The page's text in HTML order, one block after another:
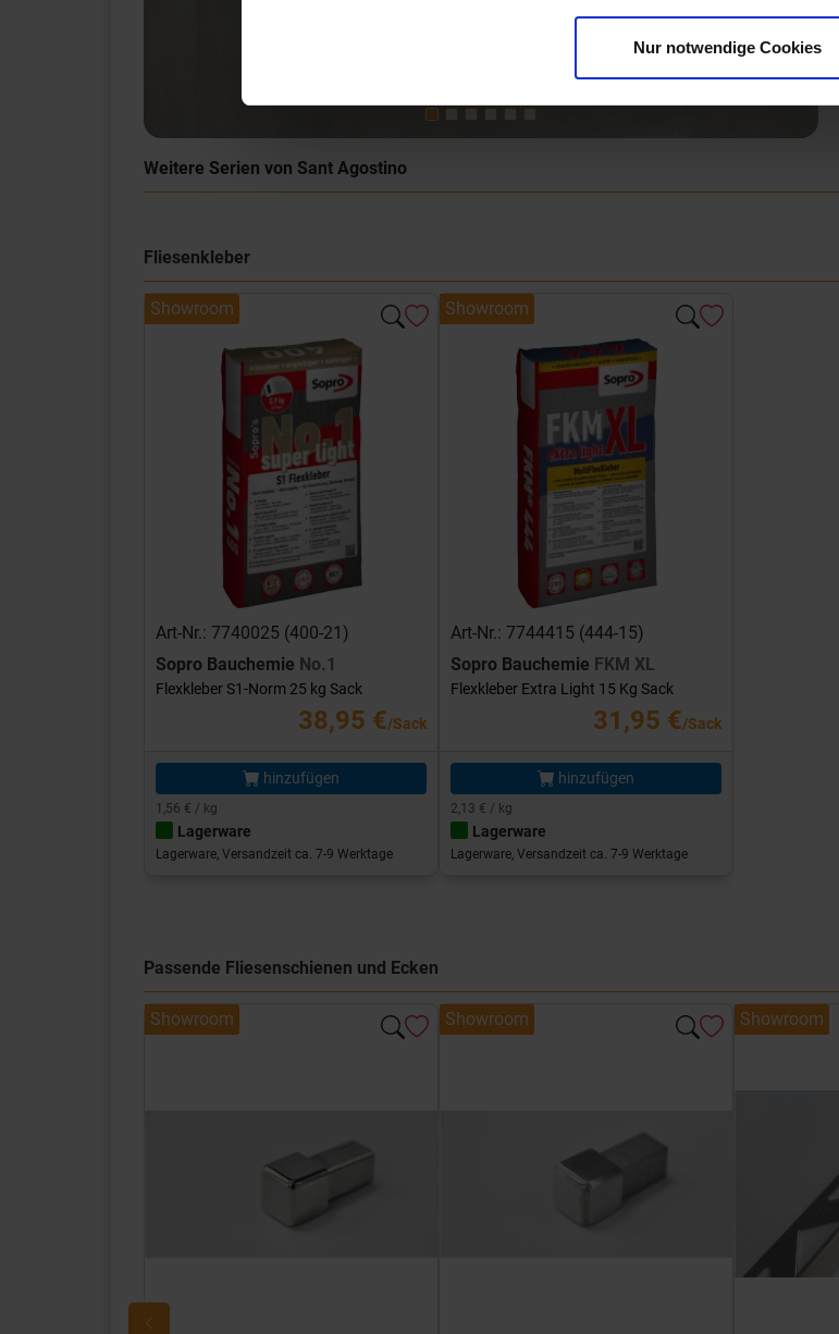
Nur notwendige Cookies
Weitere Serien von Sant Agostino
Fliesenkleber
Showroom
Art-Nr.: 7740025 (400-21)
Sopro Bauchemie No.1
Flexkleber S1-Norm 25 kg Sack
38,95 €/Sack
hinzufügen
1,56 € / kg
Lagerware
Lagerware, Versandzeit ca. 7-9 Werktage
Showroom
Art-Nr.: 7744415 (444-15)
Sopro Bauchemie FKM XL
Flexkleber Extra Light 15 Kg Sack
31,95 €/Sack
hinzufügen
2,13 € / kg
Lagerware
Lagerware, Versandzeit ca. 7-9 Werktage
Passende Fliesenschienen und Ecken
Showroom Showroom Showroom